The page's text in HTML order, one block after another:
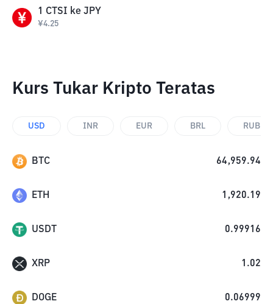
1 CTSI ke JPY
¥4.25
Kurs Tukar Kripto Teratas
USD INR EUR BRL RUB
BTC 64,959.94
ETH 1,920.19
USDT 0.99916
XRP 1.02
DOGE 0.06999